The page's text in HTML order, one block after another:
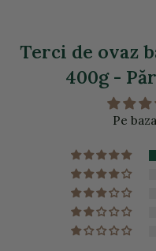
Terci de ovaz
400g -
Pe